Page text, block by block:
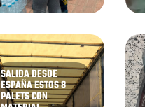
SALIDA DESDE
ESPAÑA ESTOS 8
PALETS CON